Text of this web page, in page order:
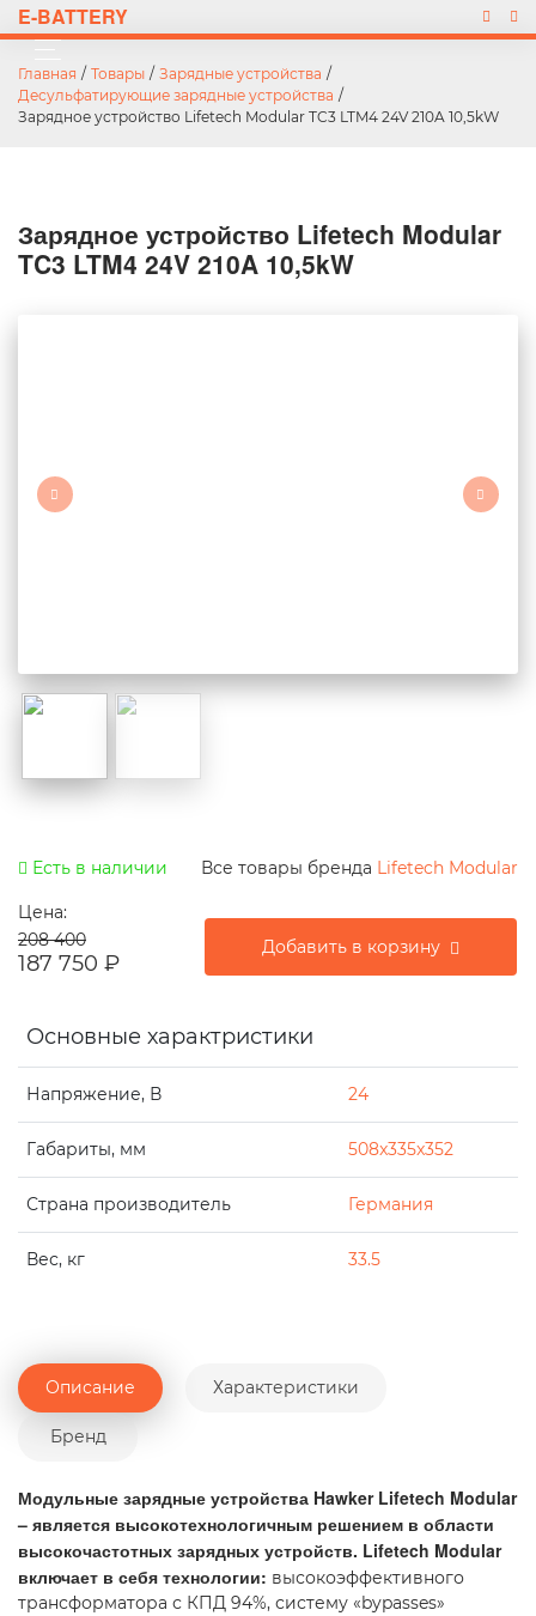
E-BATTERY
Главная / Товары / Зарядные устройства /
Десульфатирующие зарядные устройства /
Зарядное устройство Lifetech Modular TC3 LTM4 24V 210A 10,5kW
Зарядное устройство Lifetech Modular
TC3 LTM4 24V 210A 10,5kW
Есть в наличии Все товары бренда Lifetech Modular
Цена:
208 400
187 750 ₽
Добавить в корзину
Основные характристики
Напряжение, В 24
Габариты, мм 508x335x352
Страна производитель Германия
Вес, кг 33.5
Описание Характеристики
Бренд
Модульные зарядные устройства Hawker Lifetech Modular
– является высокотехнологичным решением в области
высокочастотных зарядных устройств. Lifetech Modular
включает в себя технологии: высокоэффективного
трансформатора с КПД 94%, систему «bypasses»